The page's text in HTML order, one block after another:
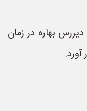
بهاره در زمان